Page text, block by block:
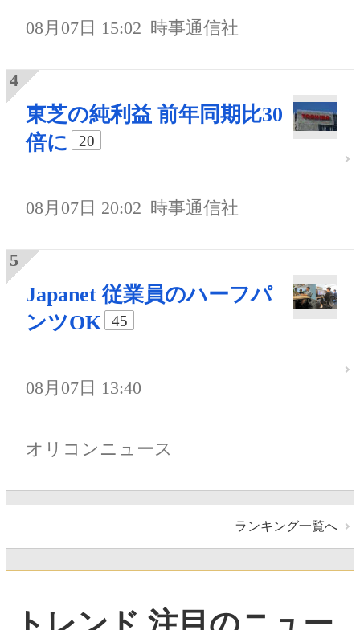
08月07日 15:02 時事通信社
東芝の純利益 前年同期比30
倍に
20
08月07日 20:02 時事通信社
Japanet 従業員のハーフパ
ンツOK
45
08月07日 13:40
オリコンニュース
ランキング一覧へ